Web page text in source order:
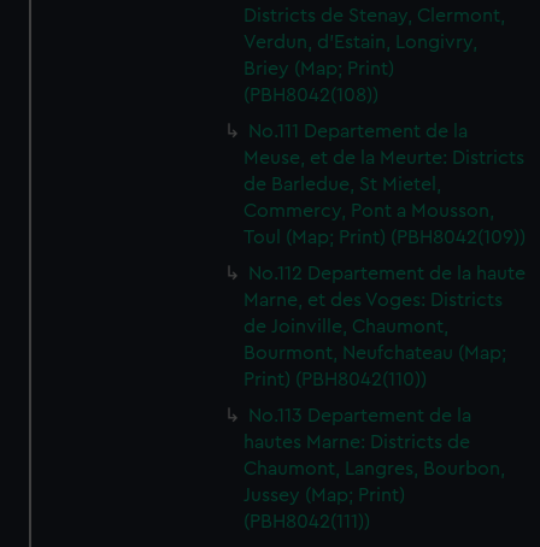
Districts de Stenay, Clermont,
Verdun, d'Estain, Longivry,
Briey (Map; Print)
(PBH8042(108))
No.111 Departement de la
Meuse, et de la Meurte: Districts
de Barledue, St Mietel,
Commercy, Pont a Mousson,
Toul (Map; Print) (PBH8042(109))
No.112 Departement de la haute
Marne, et des Voges: Districts
de Joinville, Chaumont,
Bourmont, Neufchateau (Map;
Print) (PBH8042(110))
No.113 Departement de la
hautes Marne: Districts de
Chaumont, Langres, Bourbon,
Jussey (Map; Print)
(PBH8042(111))